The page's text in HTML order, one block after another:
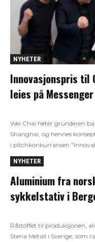
NYHETER
Innovasjonspris til
leies på Messenger
Wei Chai heter gründeren
Shanghai, og hennes
i pitchkonkurransen
NYHETER
Aluminium fra
sykkelstativ i
Råstoffet til produksjonen,
Stena Metall i Sverige, som